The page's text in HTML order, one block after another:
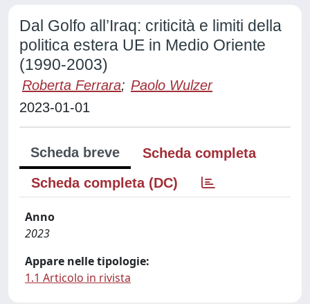
Dal Golfo all’Iraq: criticità e limiti della
politica estera UE in Medio Oriente
(1990-2003)
Roberta Ferrara; Paolo Wulzer
2023-01-01
Scheda breve
Scheda completa
Scheda completa (DC)
Anno
2023
Appare nelle tipologie:
1.1 Articolo in rivista